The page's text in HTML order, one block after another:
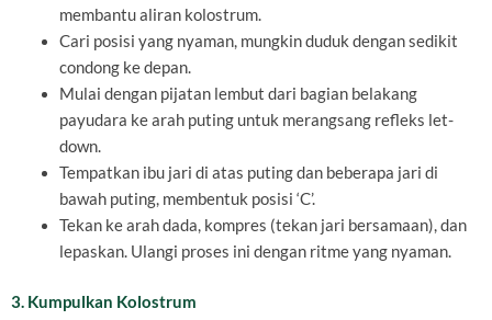
membantu aliran kolostrum.
Cari posisi yang nyaman, mungkin duduk dengan sedikit
condong ke depan.
Mulai dengan pijatan lembut dari bagian belakang
payudara ke arah puting untuk merangsang refleks let-
down.
Tempatkan ibu jari di atas puting dan beberapa jari di
bawah puting, membentuk posisi ‘C’.
Tekan ke arah dada, kompres (tekan jari bersamaan), dan
lepaskan. Ulangi proses ini dengan ritme yang nyaman.
3. Kumpulkan Kolostrum